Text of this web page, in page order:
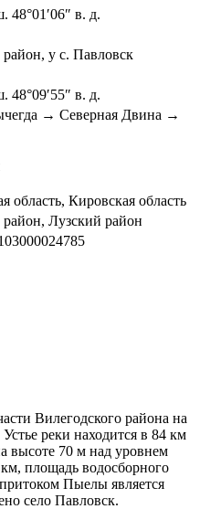
48°01′06″ в. д.
у с. Павловск
48°09′55″ в. д.
→ Северная Двина →
область, Кировская область
Лузский район
Вилегодского района на
реки находится в 84 км
высоте 70 м над уровнем
площадь водосборного
Пыелы является
село Павловск.